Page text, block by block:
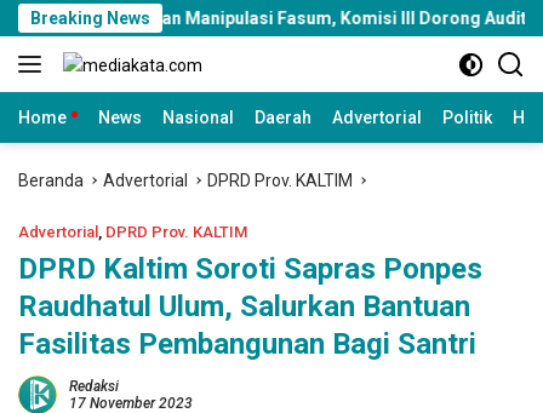
Langsung
ke
konten
Breaking News
Manipulasi Fasum, Komisi III Dorong Audit Massal dan
Home News Nasional Daerah Advertorial Politik
Beranda Advertorial DPRD Prov. KALTIM
Advertorial , DPRD Prov. KALTIM
DPRD Kaltim Soroti Sapras Ponpes
Raudhatul Ulum, Salurkan Bantuan
Fasilitas Pembangunan Bagi Santri
Redaksi
17 November 2023